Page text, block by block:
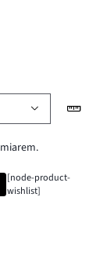
[node-product-
wishlist]